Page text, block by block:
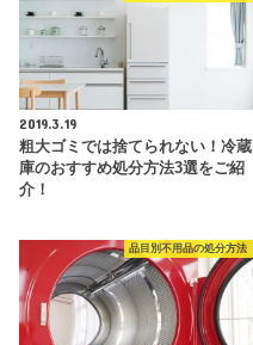
2019.3.19
粗大ゴミでは捨てられない！冷蔵
庫のおすすめ処分方法3選をご紹
介！
品目別不用品の処分方法